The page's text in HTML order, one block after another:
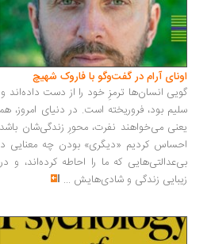
آرام در گفت‌وگو با فاروک شهیچ‭
انسان‌ها ترمزِ خود را از دست داده‌اند و آن
بود، فروریخته است. در دنیای امروز، همه
می‌خواهند نفرت، محورِ زندگی‌شان باشد...
کردیم «دیگری» بودن چه معنایی
که ما را احاطه کرده‌اند، و در
زندگی و شادی‌هایش...